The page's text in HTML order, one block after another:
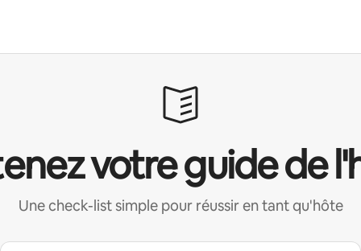
votre guide de
Une check-list simple pour réussir en tant qu'hôte